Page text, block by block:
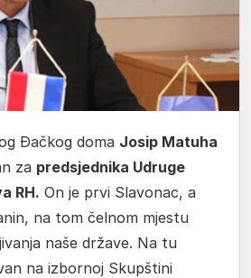
Đačkog doma Josip Matuha
za predsjednika Udruge
RH. On je prvi Slavonac, a
na tom čelnom mjestu
naše države. Na tu
na izbornoj Skupštini